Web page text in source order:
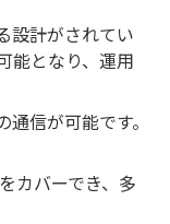
設計がされてい
能となり、運用
信が可能です。
カバーでき、多